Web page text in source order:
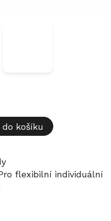
do košíku
flexibilní individuální